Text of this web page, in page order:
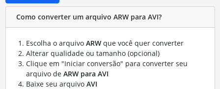
Como converter um arquivo ARW para AVI?
Escolha o arquivo ARWque você quer converter
Alterar qualidade ou tamanho (opcional)
Clique em "Iniciar conversão" para converter seu
arquivo de ARW para AVI
Baixe seu arquivo AVI